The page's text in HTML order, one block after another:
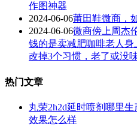
作图神器
2024-06-06莆田鞋微商，
2024-06-06微商傍上周杰
钱的是卖减肥咖啡老人身
改掉3个习惯，老了或没
热门文章
丸荣2h2d延时喷剂哪里
效果怎么样